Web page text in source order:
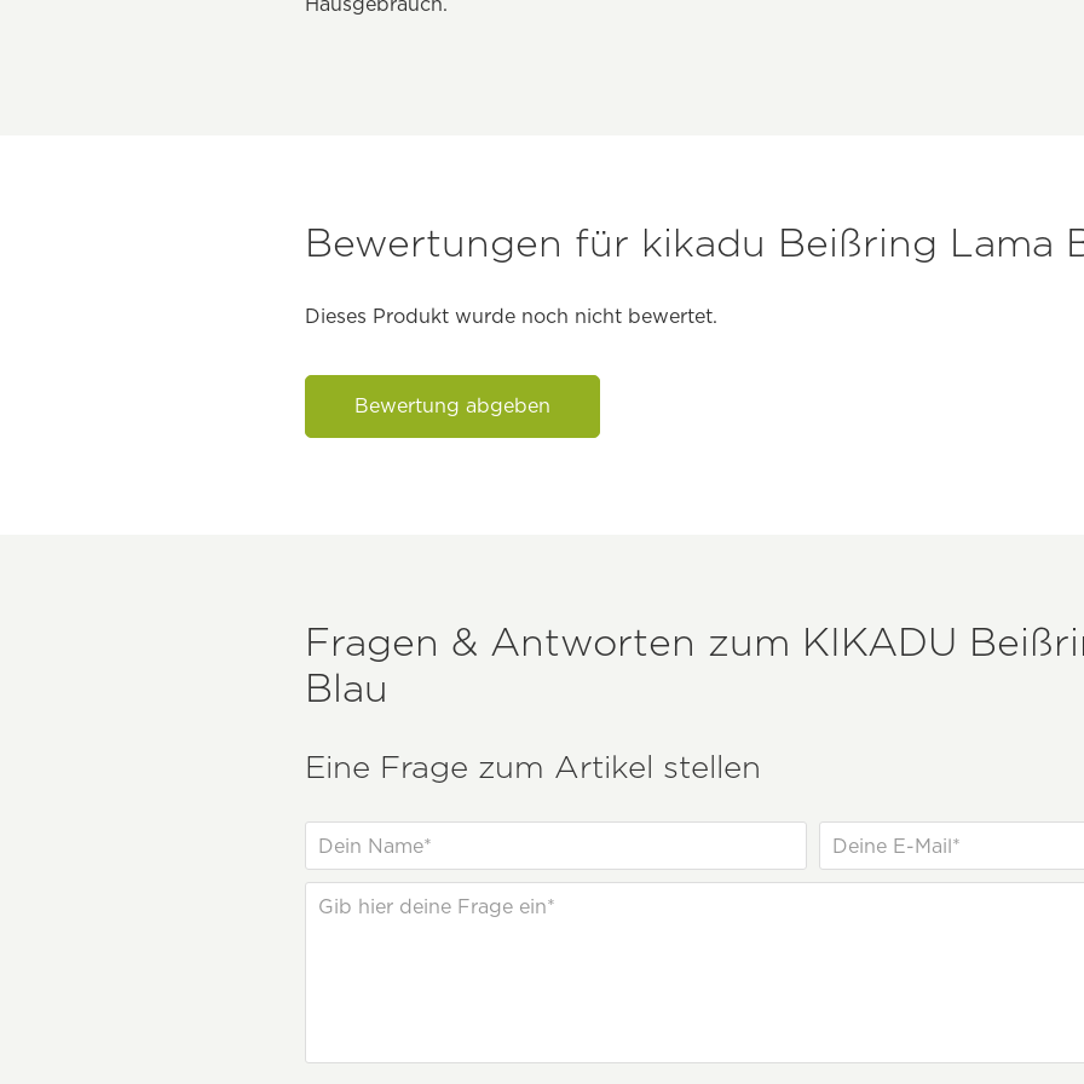
Bewertungen für kikadu Beißring Lama
Dieses Produkt wurde noch nicht bewertet.
Bewertung abgeben
Fragen & Antworten zum KIKADU
Blau
Eine Frage zum Artikel stellen